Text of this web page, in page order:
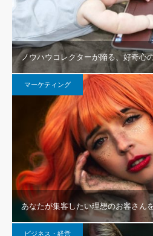
ノウハウコレクターが陥る、好奇心
マーケティング
あなたが集客したい理想のお客さん
ビジネス・経営